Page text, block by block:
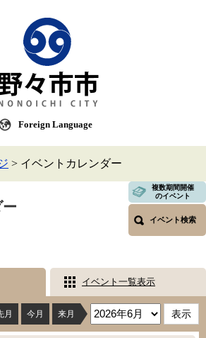
Foreign Language
> イベントカレンダー
複数期間開催
のイベント
イベント検索
イベント一覧表示
月 今月 来月